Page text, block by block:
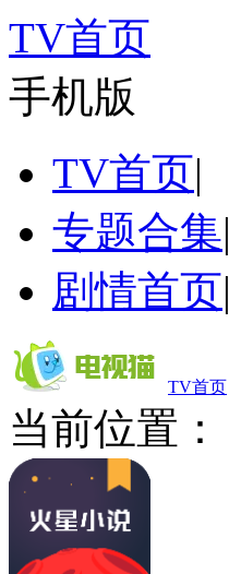
TV首页
手机版
TV首页|
专题合集|
剧情首页|
TV首页
当前位置：